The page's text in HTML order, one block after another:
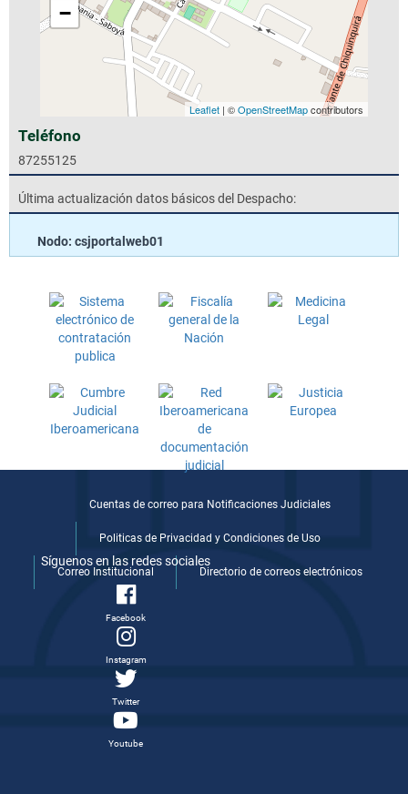
−
Leaflet| ©OpenStreetMapcontributors
Teléfono
87255125
Última actualización datos básicos del Despacho:
Nodo: csjportalweb01
Cuentas de correo para Notificaciones Judiciales
Politicas de Privacidad y Condiciones de Uso
Correo Institucional Directorio de correos electrónicos
Síguenos en las redes sociales
Facebook
Instagram
Twitter
Youtube